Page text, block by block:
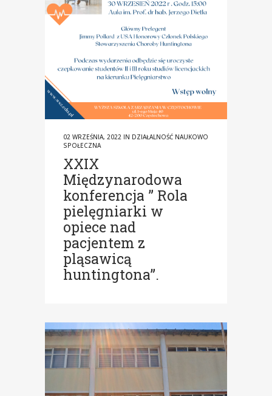
02 WRZEŚNIA, 2022 IN DZIAŁALNOŚĆ NAUKOWO
SPOŁECZNA
XXIX
Międzynarodowa
konferencja ” Rola
pielęgniarki w
opiece nad
pacjentem z
pląsawicą
huntingtona”.